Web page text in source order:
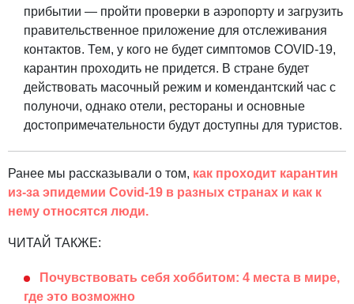
прибытии — пройти проверки в аэропорту и загрузить
правительственное приложение для отслеживания
контактов. Тем, у кого не будет симптомов COVID-19,
карантин проходить не придется. В стране будет
действовать масочный режим и комендантский час с
полуночи, однако отели, рестораны и основные
достопримечательности будут доступны для туристов.
Ранее мы рассказывали о том, как проходит карантин
из-за эпидемии Covid-19 в разных странах и как к
нему относятся люди.
ЧИТАЙ ТАКЖЕ:
Почувствовать себя хоббитом: 4 места в мире,
где это возможно